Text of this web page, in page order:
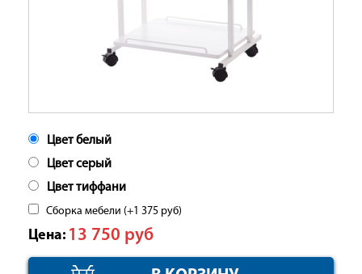
Цвет белый
Цвет серый
Цвет тиффани
Сборка мебели (+1 375 руб)
Цена: 13 750 руб